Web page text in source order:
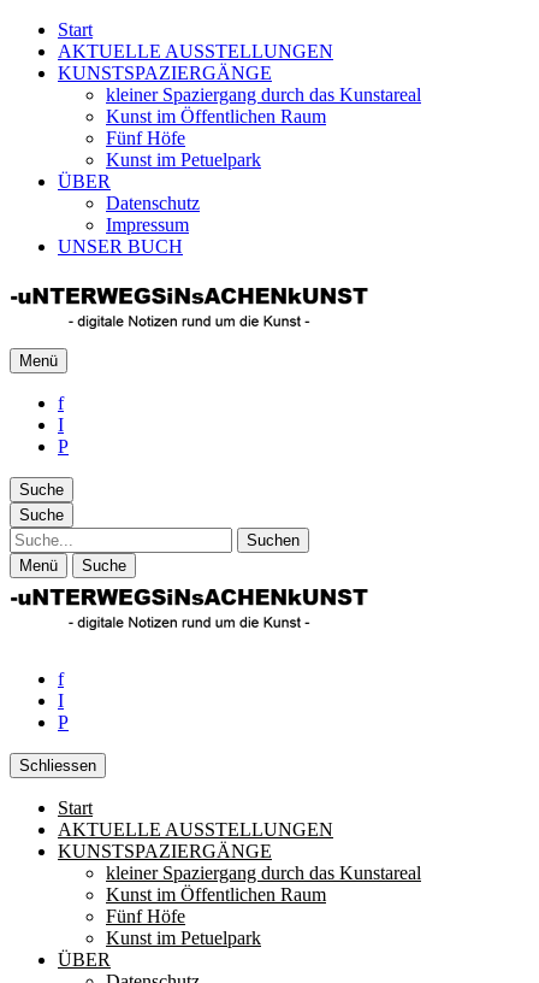
Start
AKTUELLE AUSSTELLUNGEN
KUNSTSPAZIERGÄNGE
kleiner Spaziergang durch das Kunstareal
Kunst im Öffentlichen Raum
Fünf Höfe
Kunst im Petuelpark
ÜBER
Datenschutz
Impressum
UNSER BUCH
Unterwegs in Sachen Kunst
Rund um die zeitgenössische Kunst
Menü
f
I
P
Suche
Suche
Suche
Menü Suche
f
I
P
Schliessen
Unterwegs in Sachen Kunst
Rund um die zeitgenössische Kunst
Start
AKTUELLE AUSSTELLUNGEN
KUNSTSPAZIERGÄNGE
kleiner Spaziergang durch das Kunstareal
Kunst im Öffentlichen Raum
Fünf Höfe
Kunst im Petuelpark
ÜBER